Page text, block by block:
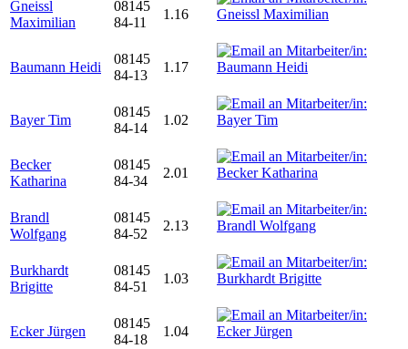
Gneissl
Maximilian
08145
84-11
1.16
Baumann Heidi
08145
84-13
1.17
Bayer Tim
08145
84-14
1.02
Becker
Katharina
08145
84-34
2.01
Brandl
Wolfgang
08145
84-52
2.13
Burkhardt
Brigitte
08145
84-51
1.03
Ecker Jürgen
08145
84-18
1.04